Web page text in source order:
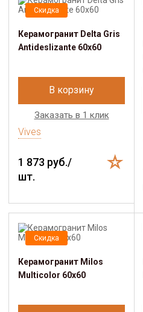
Скидка
Керамогранит Delta Gris
Antideslizante 60x60
В корзину
Заказать в 1 клик
Vives
1 873 руб./
шт.
Скидка
Керамогранит Milos
Multicolor 60x60